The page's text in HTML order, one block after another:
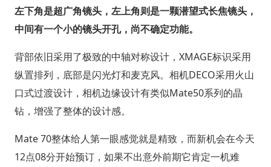
左下角是超广角镜头，左上角则是一颗潜望式长焦镜头，
中间有一个小的镜头开孔，尚不确定功能。
背部依旧采用了极致的中轴对称设计，XMAGE标识采用
纵置排列，底部是闪光灯和麦克风。相机DECO采用火山
口式过渡设计，相机边缘设计有类似Mate50系列的晶
钻，增强了整体的设计感。
Mate 70整体给人第一眼感觉就是精致，而新机会在今天
12点08分开始预订，如果不出意外前期它肯定一机难